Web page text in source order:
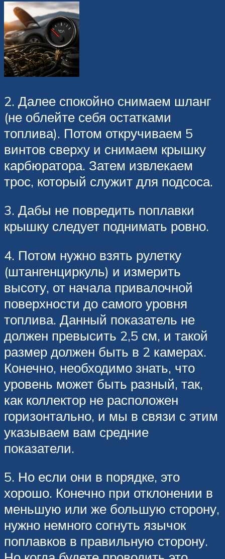
2. Далее спокойно снимаем шланг
(не облейте себя остатками
топлива). Потом откручиваем 5
винтов сверху и снимаем крышку
карбюратора. Затем извлекаем
трос, который служит для подсоса.
3. Дабы не повредить поплавки
крышку следует поднимать ровно.
4. Потом нужно взять рулетку
(штангенциркуль) и измерить
высоту, от начала привалочной
поверхности до самого уровня
топлива. Данный показатель не
должен превысить 2,5 см, и такой
размер должен быть в 2 камерах.
Конечно, необходимо знать, что
уровень может быть разный, так,
как коллектор не расположен
горизонтально, и мы в связи с этим
указываем вам средние
показатели.
5. Но если они в порядке, это
хорошо. Конечно при отклонении в
меньшую или же большую сторону,
нужно немного согнуть язычок
поплавков в правильную сторону.